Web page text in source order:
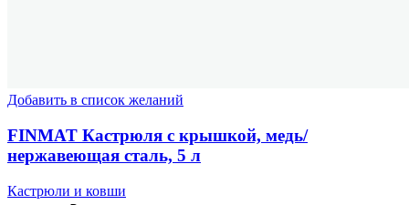
Добавить в список желаний
FINMAT Кастрюля с крышкой, медь/
нержавеющая сталь, 5 л
Кастрюли и ковши